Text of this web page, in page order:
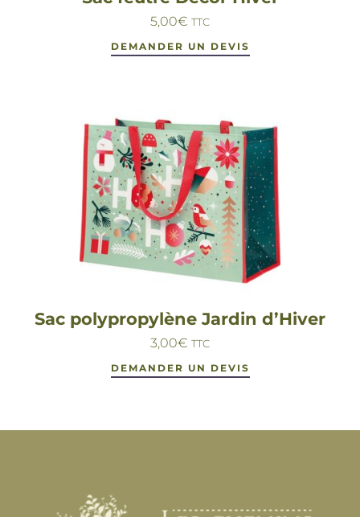
5,00€ TTC
DEMANDER UN DEVIS
Sac polypropylène Jardin d’Hiver
3,00€ TTC
DEMANDER UN DEVIS